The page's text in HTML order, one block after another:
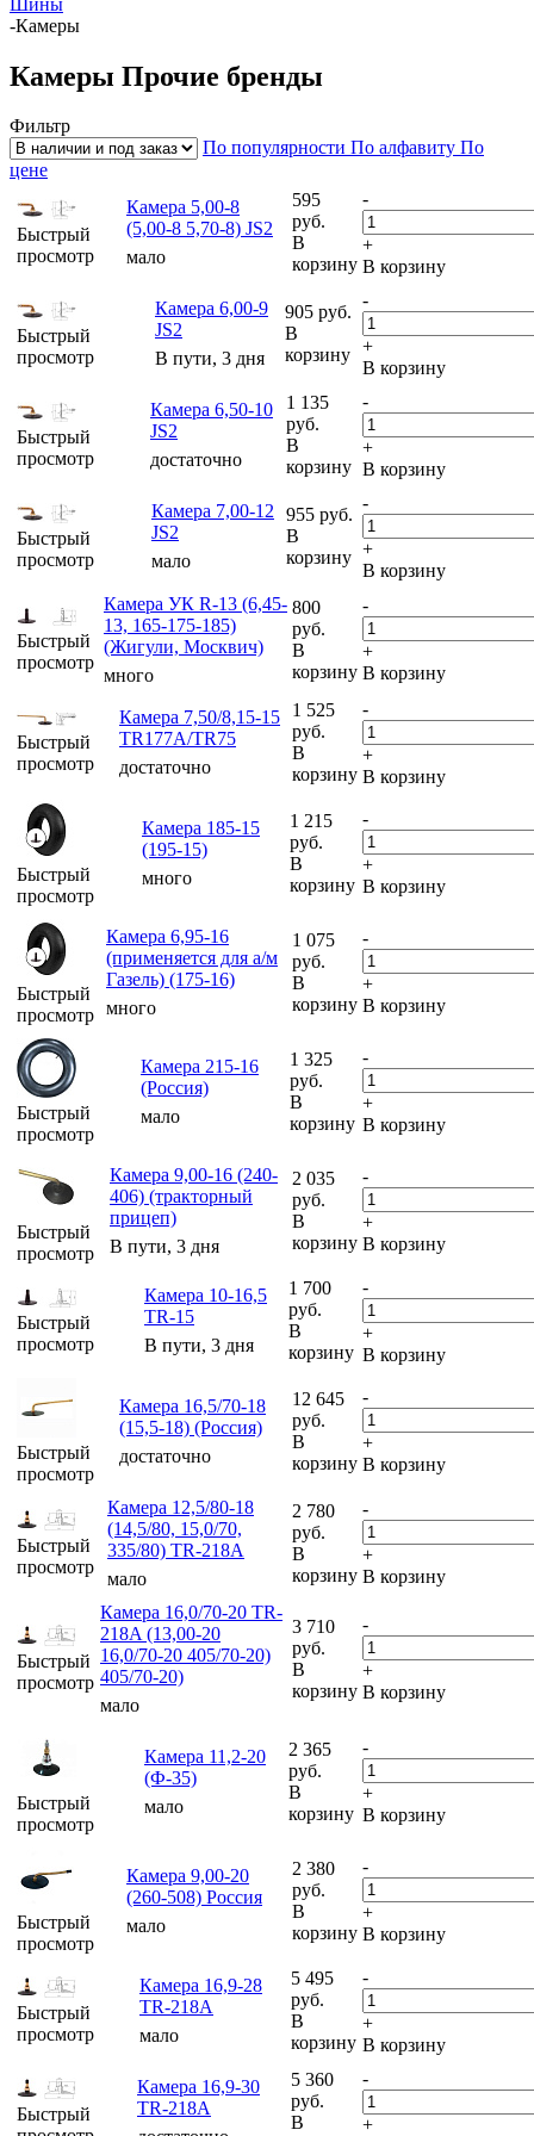
-Камеры
Камеры Прочие бренды
Фильтр
По популярности По алфавиту По
цене
Быстрый
просмотр
Камера 5,00-8
(5,00-8 5,70-8) JS2
мало
595
руб.
В
корзину
-
+
В корзину
Быстрый
просмотр
Камера 6,00-9
JS2
В пути, 3 дня
905 руб.
В
корзину
-
+
В корзину
Быстрый
просмотр
Камера 6,50-10
JS2
достаточно
1 135
руб.
В
корзину
-
+
В корзину
Быстрый
просмотр
Камера 7,00-12
JS2
мало
955 руб.
В
корзину
-
+
В корзину
Быстрый
просмотр
Камера УК R-13 (6,45-
13, 165-175-185)
(Жигули, Москвич)
много
800
руб.
В
корзину
-
+
В корзину
Быстрый
просмотр
Камера 7,50/8,15-15
TR177A/TR75
достаточно
1 525
руб.
В
корзину
-
+
В корзину
Быстрый
просмотр
Камера 185-15
(195-15)
много
1 215
руб.
В
корзину
-
+
В корзину
Быстрый
просмотр
Камера 6,95-16
(применяется для а/м
Газель) (175-16)
много
1 075
руб.
В
корзину
-
+
В корзину
Быстрый
просмотр
Камера 215-16
(Россия)
мало
1 325
руб.
В
корзину
-
+
В корзину
Быстрый
просмотр
Камера 9,00-16 (240-
406) (тракторный
прицеп)
В пути, 3 дня
2 035
руб.
В
корзину
-
+
В корзину
Быстрый
просмотр
Камера 10-16,5
TR-15
В пути, 3 дня
1 700
руб.
В
корзину
-
+
В корзину
Быстрый
просмотр
Камера 16,5/70-18
(15,5-18) (Россия)
достаточно
12 645
руб.
В
корзину
-
+
В корзину
Быстрый
просмотр
Камера 12,5/80-18
(14,5/80, 15,0/70,
335/80) TR-218A
мало
2 780
руб.
В
корзину
-
+
В корзину
Быстрый
просмотр
Камера 16,0/70-20 TR-
218A (13,00-20
16,0/70-20 405/70-20)
405/70-20)
мало
3 710
руб.
В
корзину
-
+
В корзину
Быстрый
просмотр
Камера 11,2-20
(Ф-35)
мало
2 365
руб.
В
корзину
-
+
В корзину
Быстрый
просмотр
Камера 9,00-20
(260-508) Россия
мало
2 380
руб.
В
корзину
-
+
В корзину
Быстрый
просмотр
Камера 16,9-28
TR-218A
мало
5 495
руб.
В
корзину
-
+
В корзину
Быстрый
Камера 16,9-30
TR-218А
5 360
руб.
В
-
+